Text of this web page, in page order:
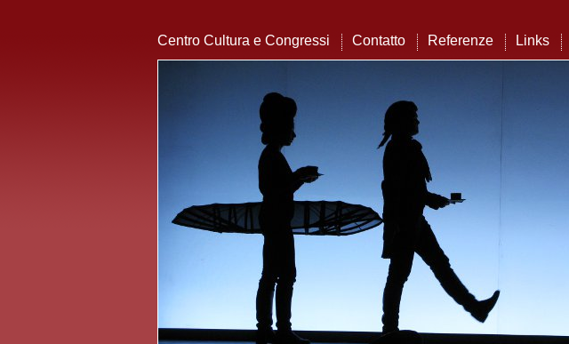
Centro Cultura e Congressi Contatto Referenze Links